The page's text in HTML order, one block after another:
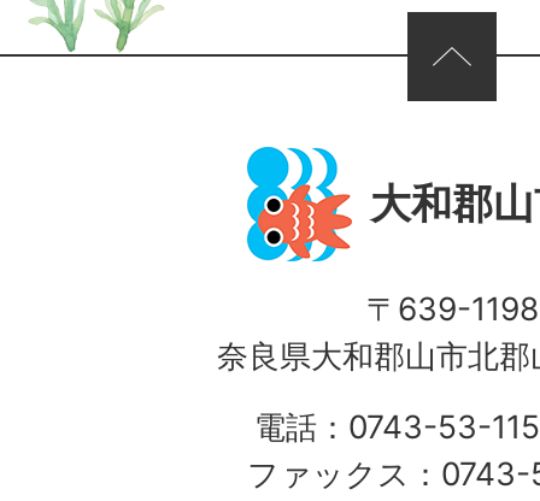
ページの先頭へ
大和郡
〒639-1198
奈良県大和郡山市北
電話：0743-53-
ファックス：